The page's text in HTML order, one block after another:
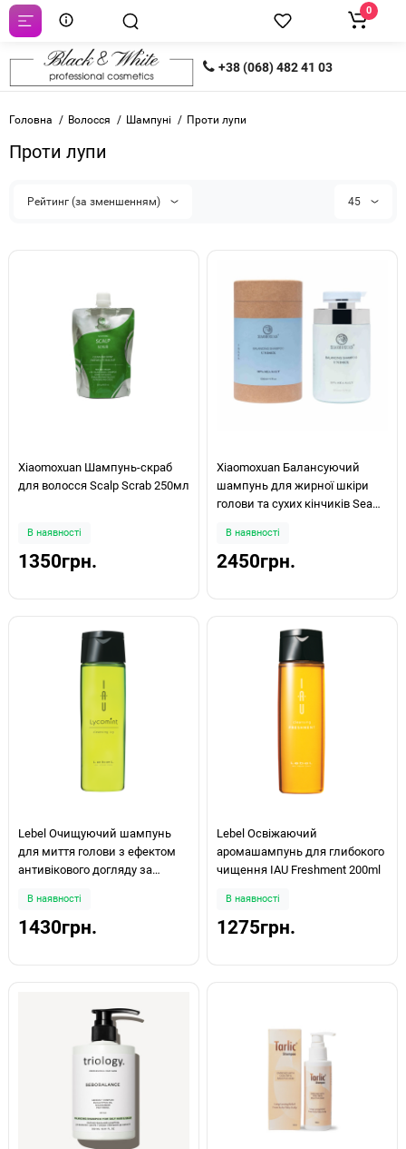
+38 (068) 482 41 03
0
Головна Волосся Шампуні Проти лупи
Проти лупи
Рейтинг (за зменшенням) 45
Xiaomoxuan Шампунь-скраб
для волосся Scalp Scrab 250мл
В наявності
1350грн.
Xiaomoxuan Балансуючий
шампунь для жирної шкіри
голови та сухих кінчиків Sea
В наявності
2450грн.
Lebel Очищуючий шампунь
для миття голови з ефектом
антивікового догляду за
морозної свіжості IAU Lycomint
Cleansing ICY 200ml
В наявності
1430грн.
Lebel Освіжаючий
аромашампунь для глибокого
чищення IAU Freshment 200ml
В наявності
1275грн.